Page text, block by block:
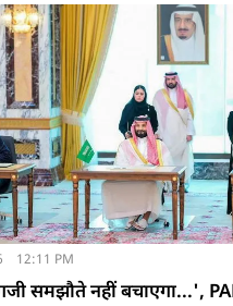
12:11 PM
समझौते नहीं बचाएगा...',